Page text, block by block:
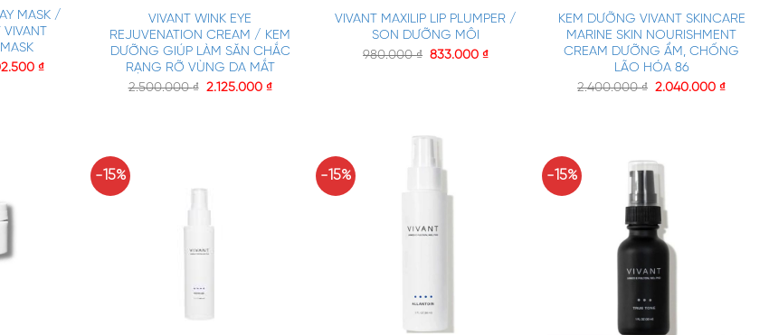
MASK /
VIVANT
₫
VIVANT WINK EYE
REJUVENATION CREAM / KEM
DƯỠNG GIÚP LÀM SĂN CHẮC
RẠNG RỠ VÙNG DA MẮT
2.500.000₫ 2.125.000 ₫
VIVANT MAXILIP LIP PLUMPER /
SON DƯỠNG MÔI
980.000₫ 833.000₫
KEM DƯỠNG VIVANT SKINCARE
MARINE SKIN NOURISHMENT
CREAM DƯỠNG ẨM, CHỐNG
LÃO HÓA 86
2.400.000₫ 2.040.000₫
-15% -15% -15%